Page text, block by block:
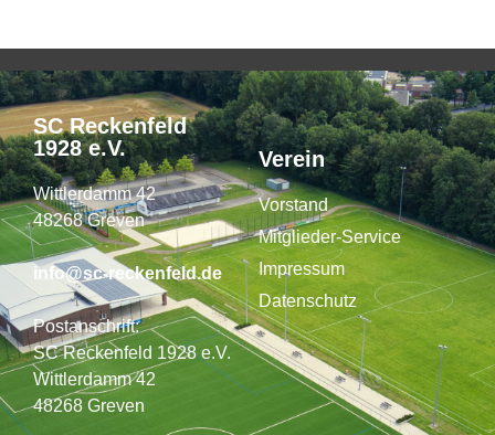
SC Reckenfeld
1928 e.V.
Wittlerdamm 42
48268 Greven
info@sc-reckenfeld.de
Postanschrift:
SC Reckenfeld 1928 e.V.
Wittlerdamm 42
48268 Greven
Verein
Vorstand
Mitglieder-Service
Impressum
Datenschutz